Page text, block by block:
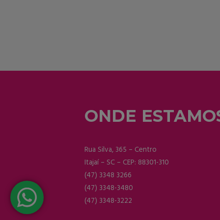
ONDE
Rua Silva, 365 – Centro
Itajaí – SC – CEP: 88301-310
(47) 3348 3266
(47) 3348-3480
(47) 3348-3222